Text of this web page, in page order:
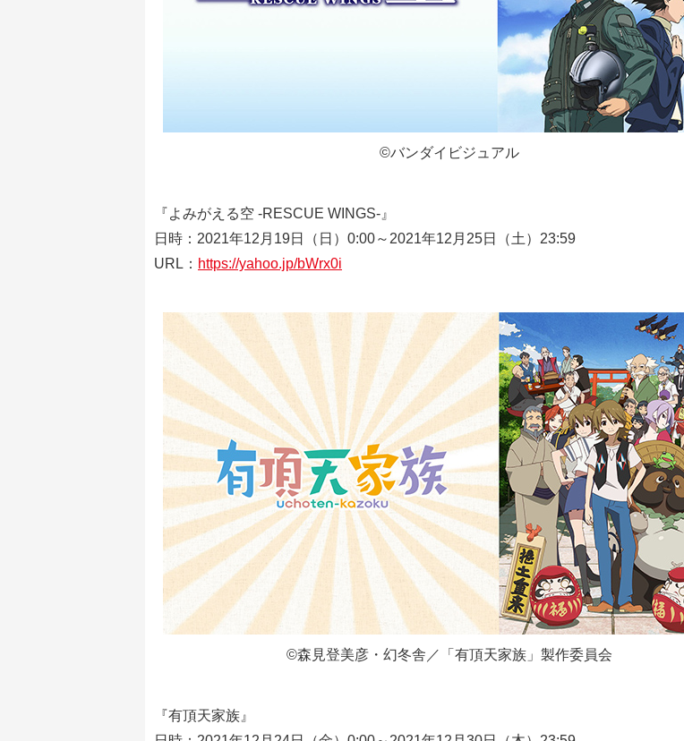
©バンダイビジュアル
『よみがえる空 -RESCUE WINGS-』
日時：2021年12月19日（日）0:00～2021年12月25日（土）23:59
URL： https://yahoo.jp/bWrx0i
©森見登美彦・幻冬舎／「有頂天家族」製作委員会
『有頂天家族』